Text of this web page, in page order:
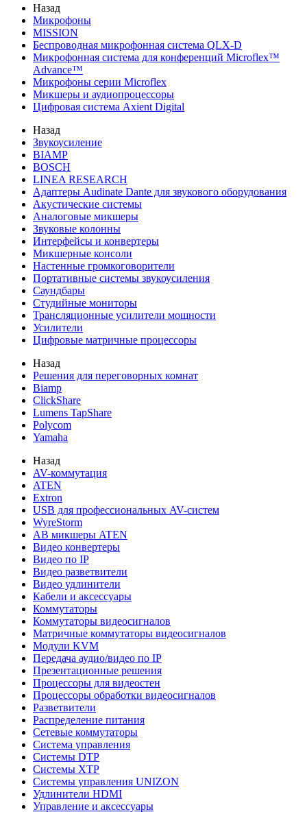
Назад
Микрофоны
MISSION
Беспроводная микрофонная система QLX-D
Микрофонная система для конференций Microflex™
Advance™
Микрофоны серии Microflex
Микшеры и аудиопроцессоры
Цифровая система Axient Digital
Назад
Звукоусиление
BIAMP
BOSCH
LINEA RESEARCH
Адаптеры Audinate Dante для звукового оборудования
Акустические системы
Аналоговые микшеры
Звуковые колонны
Интерфейсы и конвертеры
Микшерные консоли
Настенные громкоговорители
Портативные системы звукоусиления
Саундбары
Студийные мониторы
Трансляционные усилители мощности
Усилители
Цифровые матричные процессоры
Назад
Решения для переговорных комнат
Biamp
ClickShare
Lumens TapShare
Polycom
Yamaha
Назад
AV-коммутация
ATEN
Extron
USB для профессиональных AV-систем
WyreStorm
АВ микшеры ATEN
Видео конвертеры
Видео по IP
Видео разветвители
Видео удлинители
Кабели и аксессуары
Коммутаторы
Коммутаторы видеосигналов
Матричные коммутаторы видеосигналов
Модули KVM
Передача аудио/видео по IP
Презентационные решения
Процессоры для видеостен
Процессоры обработки видеосигналов
Разветвители
Распределение питания
Сетевые коммутаторы
Система управления
Системы DTP
Системы XTP
Системы управления UNIZON
Удлинители HDMI
Управление и аксессуары